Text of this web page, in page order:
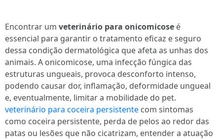
Encontrar um veterinário para onicomicose é
essencial para garantir o tratamento eficaz e seguro
dessa condição dermatológica que afeta as unhas dos
animais. A onicomicose, uma infecção fúngica das
estruturas ungueais, provoca desconforto intenso,
podendo causar dor, inflamação, deformidade ungueal
e, eventualmente, limitar a mobilidade do pet.
veterinário para coceira persistente com sintomas
como coceira persistente, perda de pelos ao redor das
patas ou lesões que não cicatrizam, entender a atuação